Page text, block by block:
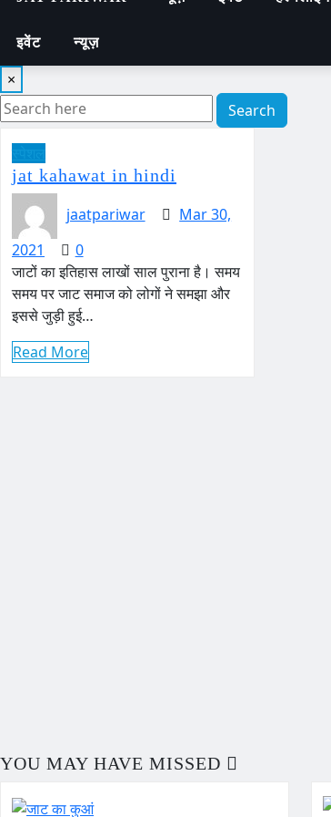
इवेंट न्यूज़
×
Search
jat kahawat in hindi
jaatpariwar
Mar 30,
2021
0
जाटों का इतिहास लाखों साल पुराना है। समय
समय पर जाट समाज को लोगों ने समझा और
इससे जुड़ी हुई…
Read More
YOU MAY HAVE MISSED